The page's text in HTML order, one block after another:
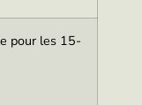
pour les 15-